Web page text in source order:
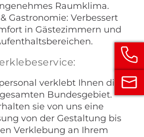
Raumklima.
Gastronomie: Verbessert
in Gästezimmern und
verklebt Ihnen die
Bundesgebiet.
sie von uns eine
von der Gestaltung bis
Verklebung an Ihrem